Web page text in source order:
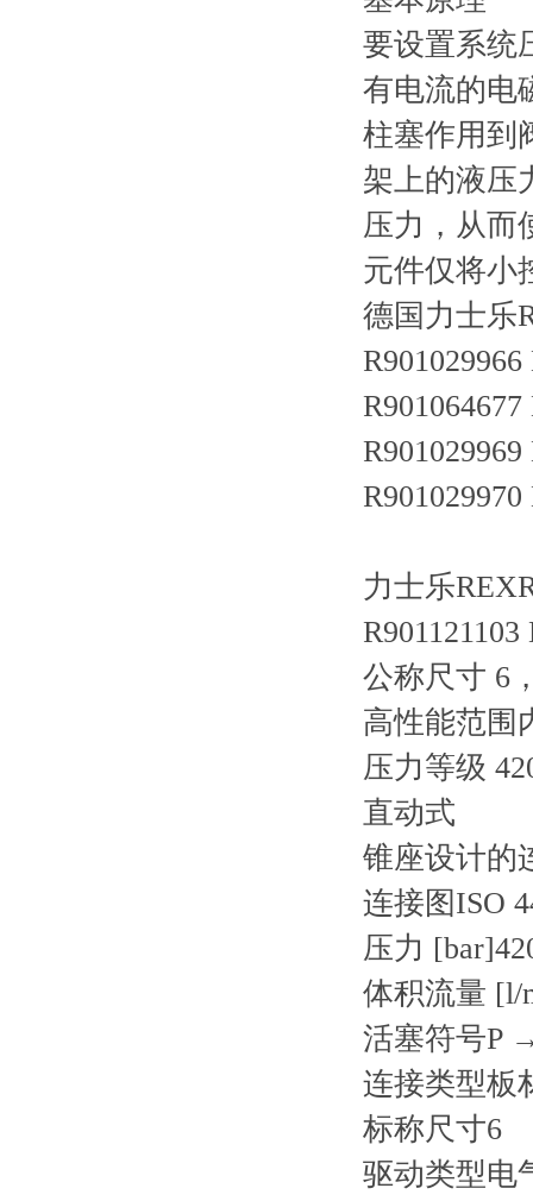
要设置系统
有电流的电
柱塞作用到
架上的液压
压力，从而
元件仅将小
德国力士乐
力士乐
公称尺寸 6
高性能范围
压力等级
直动式
锥座设计的
连接图ISO
压力
体积流量 [l/
活塞符号P
连接类型板
标称尺寸6
驱动类型电